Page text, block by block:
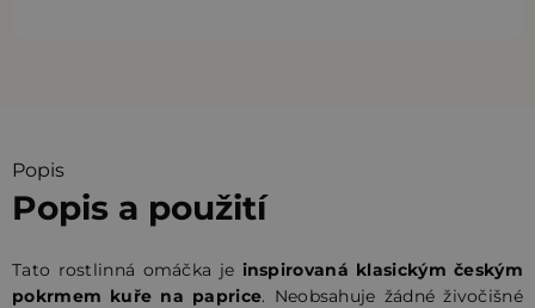
Popis
Popis a použití
Tato rostlinná omáčka je inspirovaná klasickým českým
pokrmem kuře na paprice. Neobsahuje žádné živočišné